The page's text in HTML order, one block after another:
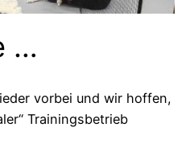
…
vorbei und wir hoffen,
Trainingsbetrieb